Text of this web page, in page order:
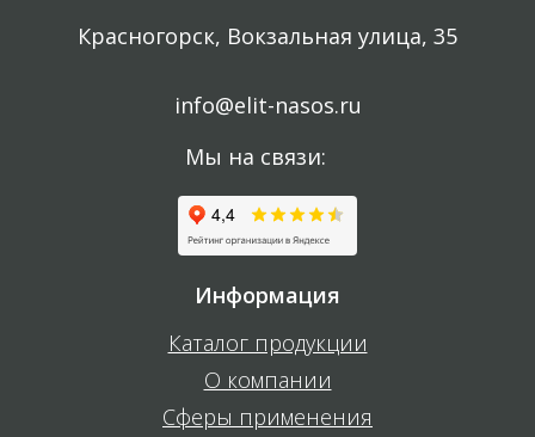
Красногорск, Вокзальная улица, 35
info@elit-nasos.ru
Мы на связи:
Информация
Каталог продукции
О компании
Сферы применения